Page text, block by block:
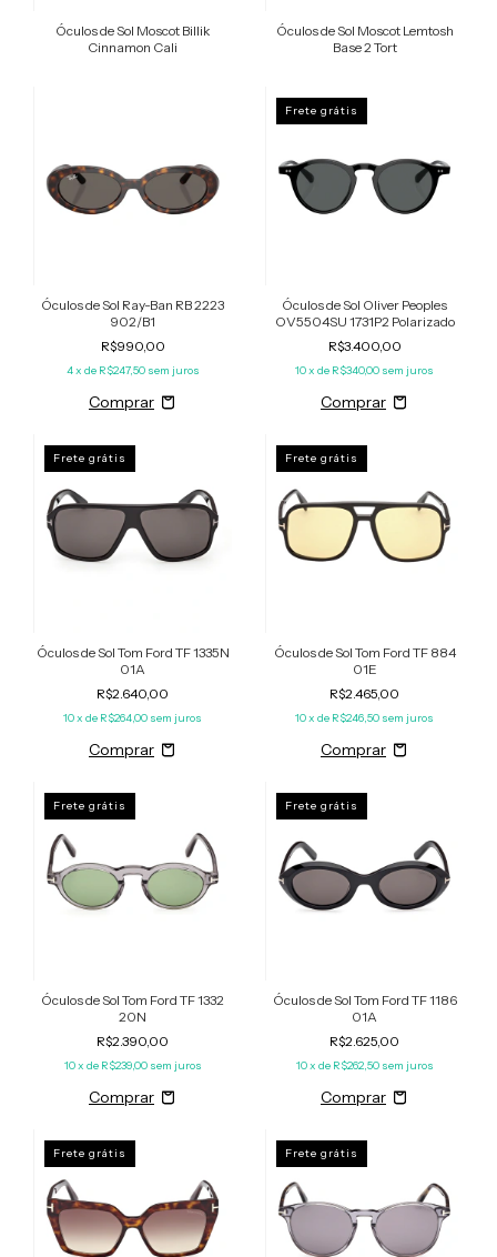
Óculos de Sol Moscot Billik
Cinnamon Cali
Óculos de Sol Moscot Lemtosh
Base 2 Tort
Óculos de Sol Ray-Ban RB 2223
902/B1
R$990,00
4x de R$247,50 sem juros
Frete grátis
Óculos de Sol Oliver Peoples
OV5504SU 1731P2 Polarizado
R$3.400,00
10x de R$340,00 sem juros
Frete grátis
Óculos de Sol Tom Ford TF 1335N
01A
R$2.640,00
10x de R$264,00 sem juros
Frete grátis
Óculos de Sol Tom Ford TF 884
01E
R$2.465,00
10x de R$246,50 sem juros
Frete grátis
Óculos de Sol Tom Ford TF 1332
20N
R$2.390,00
10x de R$239,00 sem juros
Frete grátis
Óculos de Sol Tom Ford TF 1186
01A
R$2.625,00
10x de R$262,50 sem juros
Frete grátis Frete grátis